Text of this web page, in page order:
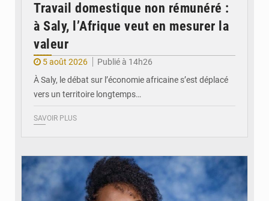
Travail domestique non rémunéré :
à Saly, l’Afrique veut en mesurer la
valeur
5 août 2026
Publié à 14h26
À Saly, le débat sur l’économie africaine s’est déplacé
vers un territoire longtemps…
SAVOIR PLUS